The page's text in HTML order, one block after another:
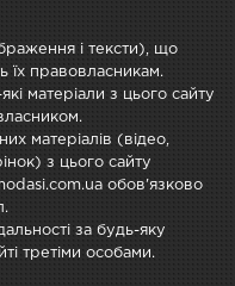
і тексти), що
їх правовласникам.
матеріали з цього сайту
матеріалів (відео,
з цього сайту
обов'язково
за будь-яку
третіми особами.